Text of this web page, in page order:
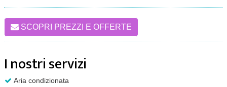
SCOPRI PREZZI E OFFERTE
I nostri servizi
Aria condizionata